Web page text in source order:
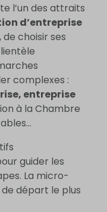
l’un des attraits
d’entreprise
choisir ses
complexes :
entreprise
à la Chambre
guider les
La micro-
départ le plus